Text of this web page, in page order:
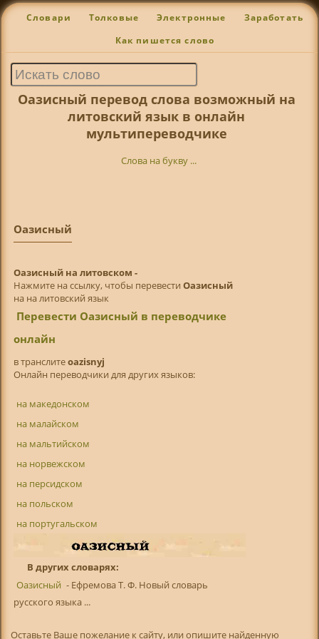
Словари Толковые Электронные Заработать
Как пишется слово
Оазисный перевод слова возможный на
литовский язык в онлайн
мультипереводчике
Слова на букву ...
Оазисный
Оазисный на литовском -
Нажмите на ссылку, чтобы перевести Оазисный
на на литовский язык
Перевести Оазисный в переводчике
онлайн
в транслитeoazisnyj
Онлайн переводчики для других языков:
на македонском
на малайском
на мальтийском
на норвежском
на персидском
на польском
на португальском
В других словарях:
Оазисный - Ефремова Т. Ф. Новый словарь
русского языка ...
Оставьте Ваше пожелание к сайту, или опишите найденную